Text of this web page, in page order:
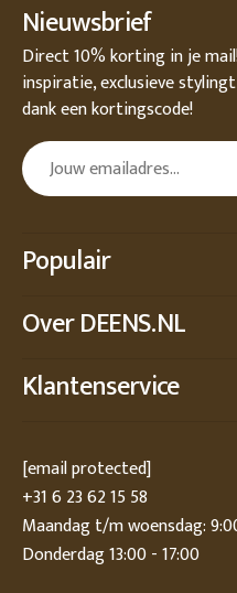
Nieuwsbrief
Direct 10% korting in je
inspiratie, exclusieve
dank een kortingscode!
Populair
Over DEENS.NL
Klantenservice
[email protected]
+31 6 23 62 15 58
Maandag t/m woensdag:
Donderdag 13:00 - 17:00